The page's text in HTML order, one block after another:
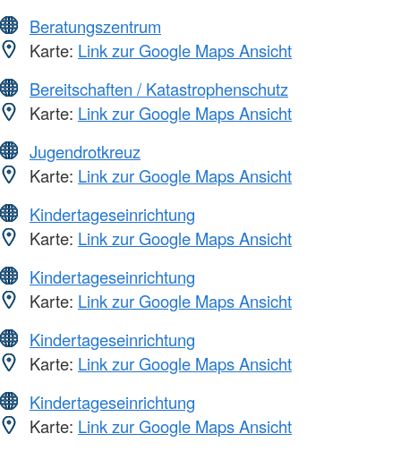
Beratungszentrum
Karte: Link zur Google Maps Ansicht
Bereitschaften / Katastrophenschutz
Karte: Link zur Google Maps Ansicht
Jugendrotkreuz
Karte: Link zur Google Maps Ansicht
Kindertageseinrichtung
Karte: Link zur Google Maps Ansicht
Kindertageseinrichtung
Karte: Link zur Google Maps Ansicht
Kindertageseinrichtung
Karte: Link zur Google Maps Ansicht
Kindertageseinrichtung
Karte: Link zur Google Maps Ansicht